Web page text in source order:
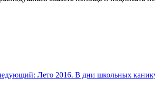
Лето 2016. В дни школьных